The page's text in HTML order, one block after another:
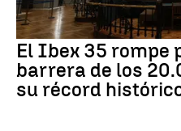
El Ibex 35 rompe
barrera de los
su récord